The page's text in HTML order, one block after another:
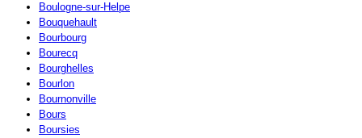
Boulogne-sur-Helpe
Bouquehault
Bourbourg
Bourecq
Bourghelles
Bourlon
Bournonville
Bours
Boursies